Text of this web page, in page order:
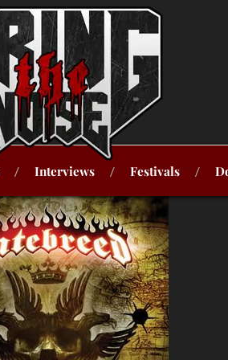
Interviews Festivals